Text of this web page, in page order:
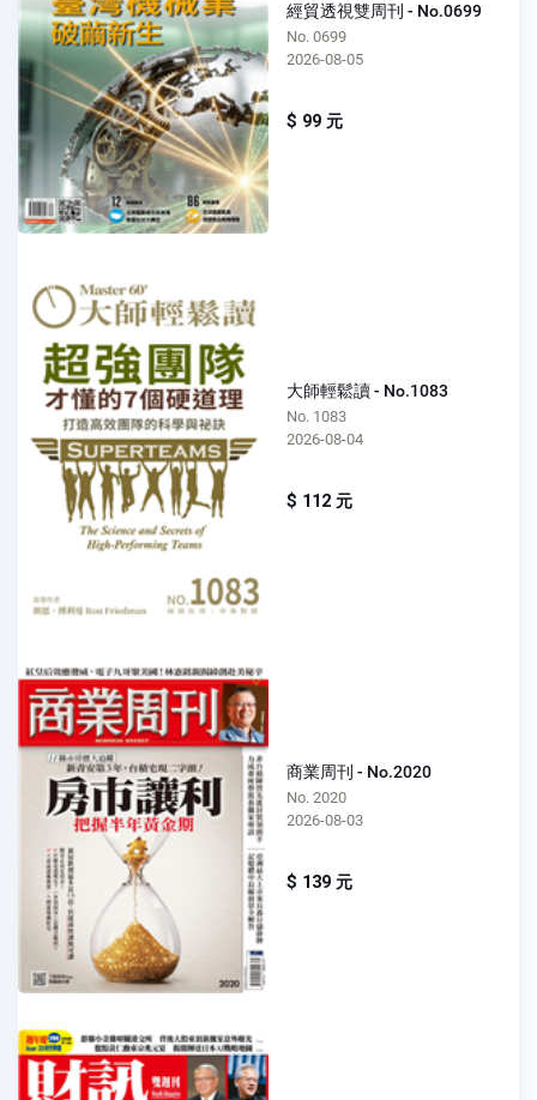
經貿透視雙周刊 - No.0699
No. 0699
2026-08-05
$ 99 元
大師輕鬆讀 - No.1083
No. 1083
2026-08-04
$ 112 元
商業周刊 - No.2020
No. 2020
2026-08-03
$ 139 元